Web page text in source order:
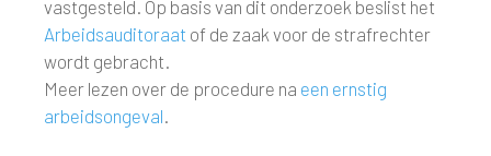
vastgesteld. Op basis van dit onderzoek beslist het
Arbeidsauditoraat of de zaak voor de strafrechter
wordt gebracht.
Meer lezen over de procedure na een ernstig
arbeidsongeval